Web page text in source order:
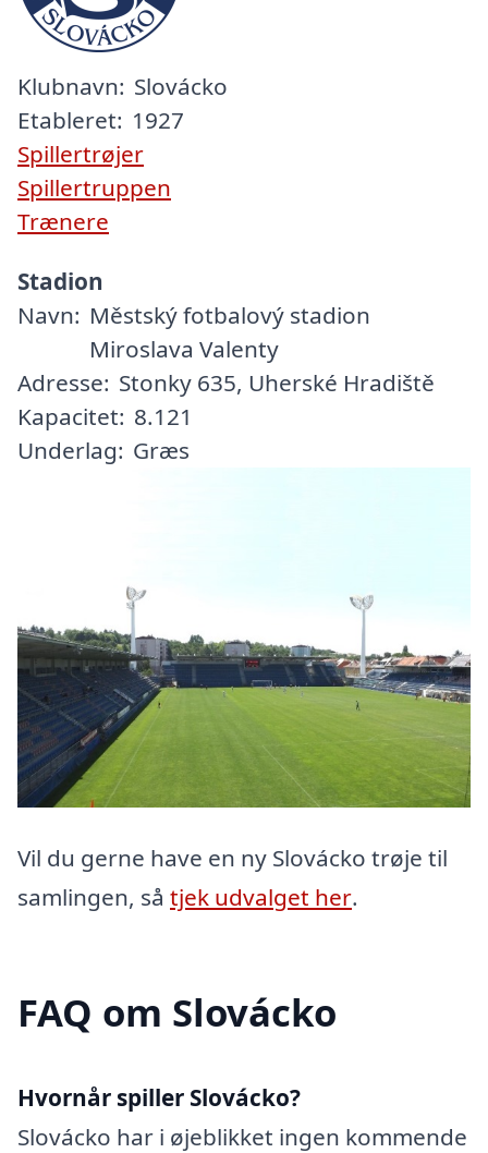
Klubnavn: Slovácko
Etableret: 1927
Spillertrøjer
Spillertruppen
Trænere
Stadion
Navn: Městský fotbalový stadion
Miroslava Valenty
Adresse: Stonky 635, Uherské Hradiště
Kapacitet: 8.121
Underlag: Græs
Vil du gerne have en ny Slovácko trøje til
samlingen, så tjek udvalget her.
FAQ om Slovácko
Hvornår spiller Slovácko?
Slovácko har i øjeblikket ingen kommende